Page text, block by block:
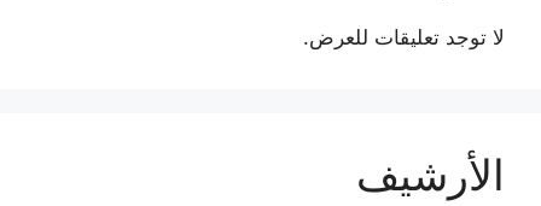
لا توجد تعليقات للعرض.
الأرشيف